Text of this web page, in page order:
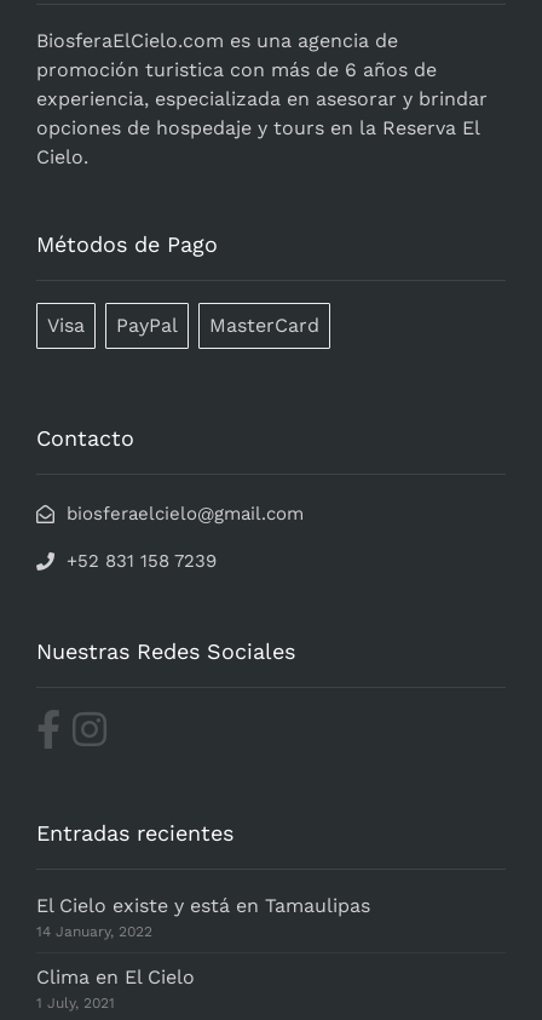
BiosferaElCielo.com es una agencia de
promoción turistica con más de 6 años de
experiencia, especializada en asesorar y brindar
opciones de hospedaje y tours en la Reserva El
Cielo.
Métodos de Pago
Visa PayPal MasterCard
Contacto
biosferaelcielo@gmail.com
+52 831 158 7239
Nuestras Redes Sociales
Entradas recientes
El Cielo existe y está en Tamaulipas
14 January, 2022
Clima en El Cielo
1 July, 2021